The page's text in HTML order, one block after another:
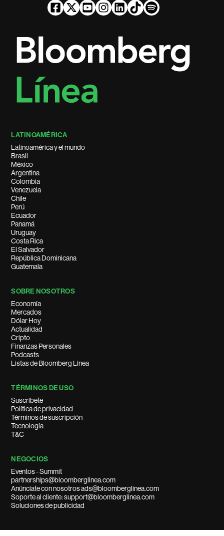
LATINOAMÉRICA
Latinoamérica y el mundo
Brasil
México
Argentina
Colombia
Venezuela
Chile
Perú
Ecuador
Panamá
Uruguay
Costa Rica
El Salvador
República Dominicana
Guatemala
SOBRE NOSOTROS
Economía
Mercados
Dólar Hoy
Actualidad
Cripto
Finanzas Personales
Podcasts
Listas de Bloomberg Línea
TÉRMINOS DE USO
Suscríbete
Política de privacidad
Términos de suscripción
Tecnología
T&C
NEGOCIOS
Eventos - Summit
partnerships@bloomberglinea.com
Anúnciate con nosotros ads@bloomberglinea.com
Soporte al cliente: support@bloomberglinea.com
Soluciones de publicidad